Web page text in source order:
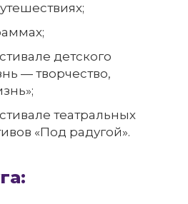
детского
— творчество,
театральных
«Под радугой».